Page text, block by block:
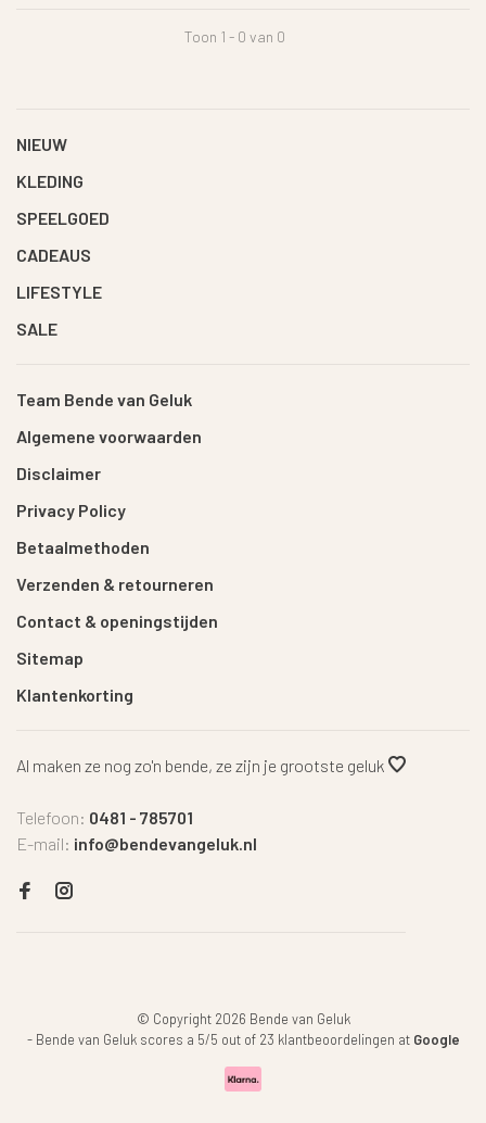
Toon 1 - 0 van 0
NIEUW
KLEDING
SPEELGOED
CADEAUS
LIFESTYLE
SALE
Team Bende van Geluk
Algemene voorwaarden
Disclaimer
Privacy Policy
Betaalmethoden
Verzenden & retourneren
Contact & openingstijden
Sitemap
Klantenkorting
Al maken ze nog zo'n bende, ze zijn je grootste geluk
Telefoon: 0481 - 785701
E-mail: info@bendevangeluk.nl
© Copyright 2026 Bende van Geluk
- Bende van Geluk scores a 5/5 out of 23 klantbeoordelingen at Google